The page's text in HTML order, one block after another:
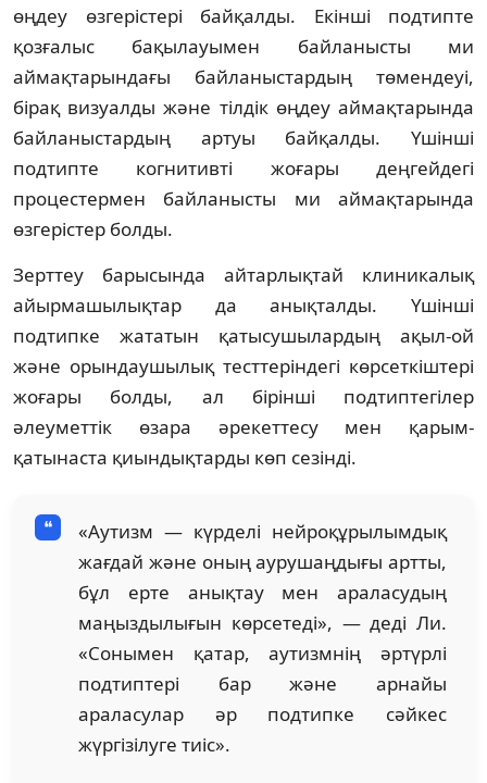
өңдеу өзгерістері байқалды. Екінші подтипте
қозғалыс бақылауымен байланысты ми
аймақтарындағы байланыстардың төмендеуі,
бірақ визуалды және тілдік өңдеу аймақтарында
байланыстардың артуы байқалды. Үшінші
подтипте когнитивті жоғары деңгейдегі
процестермен байланысты ми аймақтарында
өзгерістер болды.
Зерттеу барысында айтарлықтай клиникалық
айырмашылықтар да анықталды. Үшінші
подтипке жататын қатысушылардың ақыл-ой
және орындаушылық тесттеріндегі көрсеткіштері
жоғары болды, ал бірінші подтиптегілер
әлеуметтік өзара әрекеттесу мен қарым-
қатынаста қиындықтарды көп сезінді.
«Аутизм — күрделі нейроқұрылымдық
жағдай және оның аурушаңдығы артты,
бұл ерте анықтау мен араласудың
маңыздылығын көрсетеді», — деді Ли.
«Сонымен қатар, аутизмнің әртүрлі
подтиптері бар және арнайы
араласулар әр подтипке сәйкес
жүргізілуге тиіс».